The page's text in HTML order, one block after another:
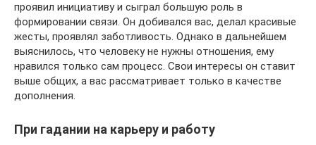
проявил инициативу и сыграл большую роль в
формировании связи. Он добивался вас, делал красивые
жесты, проявлял заботливость. Однако в дальнейшем
выяснилось, что человеку не нужны отношения, ему
нравился только сам процесс. Свои интересы он ставит
выше общих, а вас рассматривает только в качестве
дополнения.
При гадании на карьеру и работу